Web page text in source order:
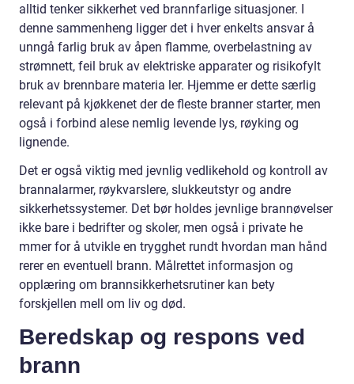
alltid tenker sikkerhet ved brannfarlige situasjoner. I
denne sammenheng ligger det i hver enkelts ansvar å
unngå farlig bruk av åpen flamme, overbelastning av
strømnett, feil bruk av elektriske apparater og risikofylt
bruk av brennbare materia ler. Hjemme er dette særlig
relevant på kjøkkenet der de fleste branner starter, men
også i forbind alese nemlig levende lys, røyking og
lignende.
Det er også viktig med jevnlig vedlikehold og kontroll av
brannalarmer, røykvarslere, slukkeutstyr og andre
sikkerhetssystemer. Det bør holdes jevnlige brannøvelser
ikke bare i bedrifter og skoler, men også i private he
mmer for å utvikle en trygghet rundt hvordan man hånd
rerer en eventuell brann. Målrettet informasjon og
opplæring om brannsikkerhetsrutiner kan bety
forskjellen mell om liv og død.
Beredskap og respons ved
brann